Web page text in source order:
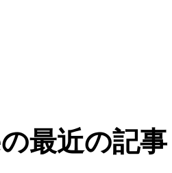
最近の記事